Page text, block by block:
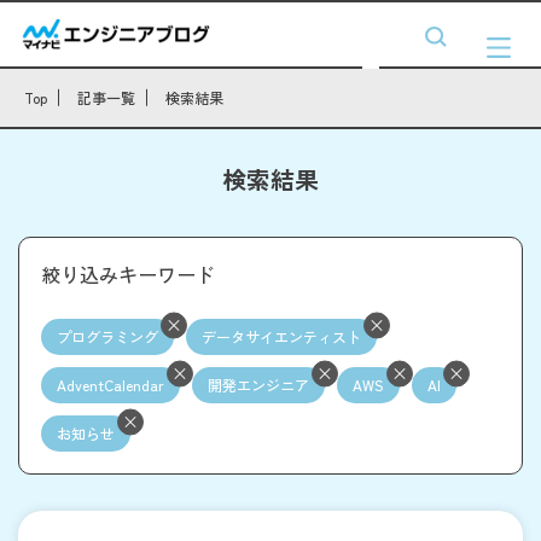
Top 記事一覧 検索結果
検索結果
絞り込みキーワード
プログラミング データサイエンティスト
AdventCalendar 開発エンジニア AWS AI
お知らせ